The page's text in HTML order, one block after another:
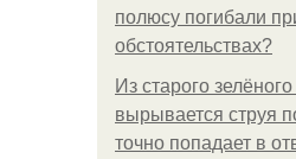
полюсу погибали
обстоятельствах?
Из старого
вырывается струя
точно попадает в